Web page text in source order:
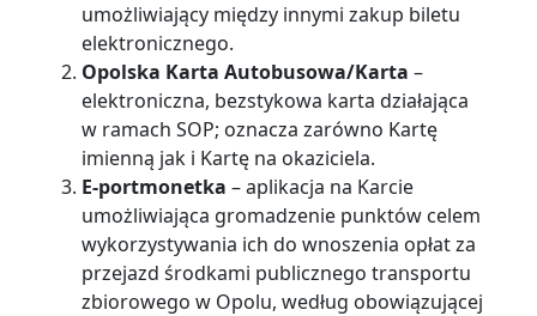
umożliwiający między innymi zakup biletu
elektronicznego.
Opolska Karta Autobusowa/Karta –
elektroniczna, bezstykowa karta działająca
w ramach SOP; oznacza zarówno Kartę
imienną jak i Kartę na okaziciela.
E-portmonetka – aplikacja na Karcie
umożliwiająca gromadzenie punktów celem
wykorzystywania ich do wnoszenia opłat za
przejazd środkami publicznego transportu
zbiorowego w Opolu, według obowiązującej